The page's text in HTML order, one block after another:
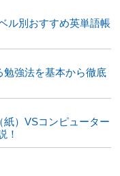
ル別おすすめ英単語帳
勉強法を基本から徹底
紙）VSコンピューター
！